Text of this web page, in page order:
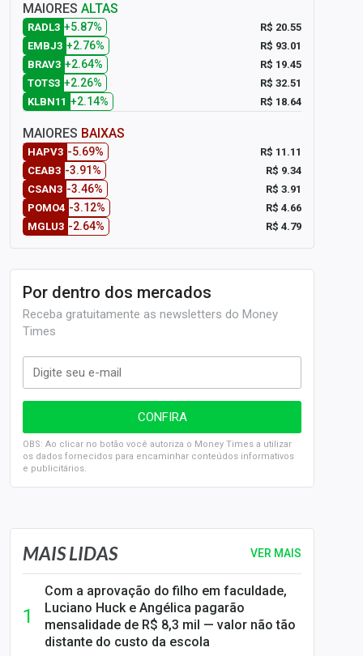
MAIORES ALTAS
RADL3 +5.87%
R$ 20.55
EMBJ3 +2.76%
R$ 93.01
BRAV3 +2.64%
R$ 19.45
TOTS3 +2.26%
R$ 32.51
KLBN11 +2.14% R$ 18.64
MAIORES BAIXAS
HAPV3 -5.69%
R$ 11.11
CEAB3 -3.91%
R$ 9.34
CSAN3 -3.46%
R$ 3.91
POMO4 -3.12%
R$ 4.66
MGLU3 -2.64% R$ 4.79
Por dentro dos mercados
Receba gratuitamente as newsletters do Money
Times
OBS: Ao clicar no botão você autoriza o Money Times a utilizar
os dados fornecidos para encaminhar conteúdos informativos
e publicitários.
SELIC em 14%: A repercussão da decisão sobre os JUROS
MAIS LIDAS VER MAIS
Com a aprovação do filho em faculdade,
Luciano Huck e Angélica pagarão
mensalidade de R$ 8,3 mil — valor não tão
distante do custo da escola